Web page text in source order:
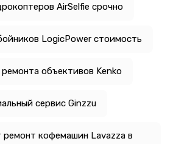
AirSelfie срочно
LogicPower стоимость
объективов Kenko
сервис Ginzzu
ремонт кофемашин Lavazza в